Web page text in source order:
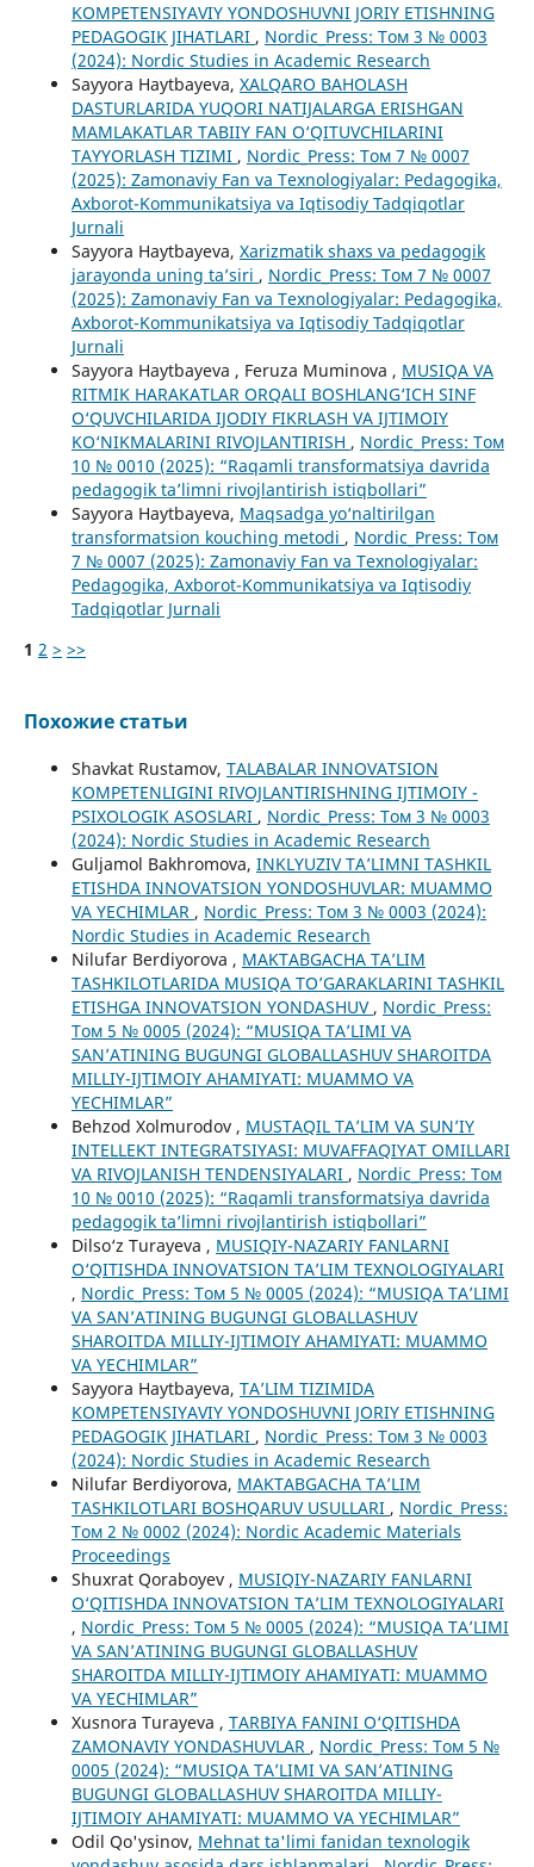
KOMPETENSIYAVIY YONDOSHUVNI JORIY ETISHNING
PEDAGOGIK JIHATLARI , Nordic_Press: Том 3 № 0003
(2024): Nordic Studies in Academic Research
Sayyora Haytbayeva, XALQARO BAHOLASH
DASTURLARIDA YUQORI NATIJALARGA ERISHGAN
MAMLAKATLAR TABIIY FAN O‘QITUVCHILARINI
TAYYORLASH TIZIMI , Nordic_Press: Том 7 № 0007
(2025): Zamonaviy Fan va Texnologiyalar: Pedagogika,
Axborot-Kommunikatsiya va Iqtisodiy Tadqiqotlar
Jurnali
Sayyora Haytbayeva, Xarizmatik shaxs va pedagogik
jarayonda uning ta’siri , Nordic_Press: Том 7 № 0007
(2025): Zamonaviy Fan va Texnologiyalar: Pedagogika,
Axborot-Kommunikatsiya va Iqtisodiy Tadqiqotlar
Jurnali
Sayyora Haytbayeva , Feruza Muminova , MUSIQA VA
RITMIK HARAKATLAR ORQALI BOSHLANG‘ICH SINF
O‘QUVCHILARIDA IJODIY FIKRLASH VA IJTIMOIY
KO‘NIKMALARINI RIVOJLANTIRISH , Nordic_Press: Том
10 № 0010 (2025): “Raqamli transformatsiya davrida
pedagogik ta’limni rivojlantirish istiqbollari”
Sayyora Haytbayeva, Maqsadga yo‘naltirilgan
transformatsion kouching metodi , Nordic_Press: Том
7 № 0007 (2025): Zamonaviy Fan va Texnologiyalar:
Pedagogika, Axborot-Kommunikatsiya va Iqtisodiy
Tadqiqotlar Jurnali
1 2 > >>
Похожие статьи
Shavkat Rustamov, TALABALAR INNOVATSION
KOMPETENLIGINI RIVOJLANTIRISHNING IJTIMOIY -
PSIXOLOGIK ASOSLARI , Nordic_Press: Том 3 № 0003
(2024): Nordic Studies in Academic Research
Guljamol Bakhromova, INKLYUZIV TA’LIMNI TASHKIL
ETISHDA INNOVATSION YONDOSHUVLAR: MUAMMO
VA YECHIMLAR , Nordic_Press: Том 3 № 0003 (2024):
Nordic Studies in Academic Research
Nilufar Berdiyorova , MAKTABGACHA TA’LIM
TASHKILOTLARIDA MUSIQA TO’GARAKLARINI TASHKIL
ETISHGA INNOVATSION YONDASHUV , Nordic_Press:
Том 5 № 0005 (2024): “MUSIQA TA’LIMI VA
SAN’ATINING BUGUNGI GLOBALLASHUV SHAROITDA
MILLIY-IJTIMOIY AHAMIYATI: MUAMMO VA
YECHIMLAR”
Behzod Xolmurodov , MUSTAQIL TAʼLIM VA SUNʼIY
INTELLEKT INTEGRATSIYASI: MUVAFFAQIYAT OMILLARI
VA RIVOJLANISH TENDENSIYALARI , Nordic_Press: Том
10 № 0010 (2025): “Raqamli transformatsiya davrida
pedagogik ta’limni rivojlantirish istiqbollari”
Dilso‘z Turayeva , MUSIQIY-NAZARIY FANLARNI
O‘QITISHDA INNOVATSION TA’LIM TEXNOLOGIYALARI
, Nordic_Press: Том 5 № 0005 (2024): “MUSIQA TA’LIMI
VA SAN’ATINING BUGUNGI GLOBALLASHUV
SHAROITDA MILLIY-IJTIMOIY AHAMIYATI: MUAMMO
VA YECHIMLAR”
Sayyora Haytbayeva, TA’LIM TIZIMIDA
KOMPETENSIYAVIY YONDOSHUVNI JORIY ETISHNING
PEDAGOGIK JIHATLARI , Nordic_Press: Том 3 № 0003
(2024): Nordic Studies in Academic Research
Nilufar Berdiyorova, MAKTABGACHA TA’LIM
TASHKILOTLARI BOSHQARUV USULLARI , Nordic_Press:
Том 2 № 0002 (2024): Nordic Academic Materials
Proceedings
Shuxrat Qoraboyev , MUSIQIY-NAZARIY FANLARNI
O‘QITISHDA INNOVATSION TA’LIM TEXNOLOGIYALARI
, Nordic_Press: Том 5 № 0005 (2024): “MUSIQA TA’LIMI
VA SAN’ATINING BUGUNGI GLOBALLASHUV
SHAROITDA MILLIY-IJTIMOIY AHAMIYATI: MUAMMO
VA YECHIMLAR”
Xusnora Turayeva , TARBIYA FANINI O‘QITISHDA
ZAMONAVIY YONDASHUVLAR , Nordic_Press: Том 5 №
0005 (2024): “MUSIQA TA’LIMI VA SAN’ATINING
BUGUNGI GLOBALLASHUV SHAROITDA MILLIY-
IJTIMOIY AHAMIYATI: MUAMMO VA YECHIMLAR”
Odil Qo'ysinov, Mehnat ta'limi fanidan texnologik